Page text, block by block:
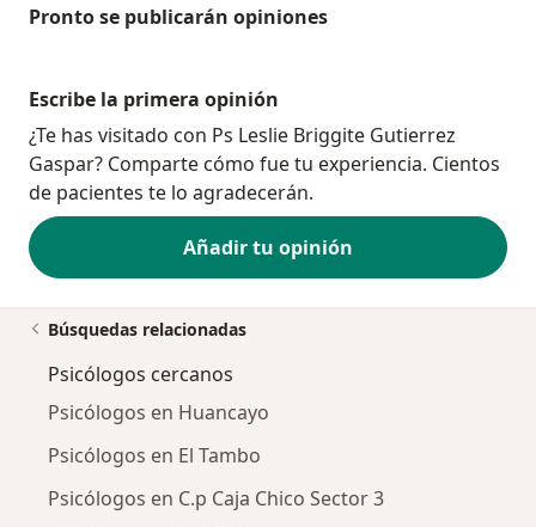
Pronto se publicarán opiniones
Escribe la primera opinión
¿Te has visitado con Ps Leslie Briggite Gutierrez
Gaspar? Comparte cómo fue tu experiencia. Cientos
de pacientes te lo agradecerán.
Añadir tu opinión
Búsquedas relacionadas
Psicólogos cercanos
Psicólogos en Huancayo
Psicólogos en El Tambo
Psicólogos en C.p Caja Chico Sector 3